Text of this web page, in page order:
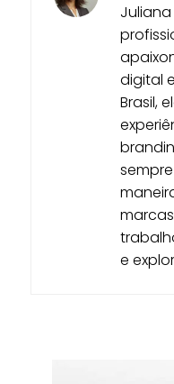
digital
Brasil,
e